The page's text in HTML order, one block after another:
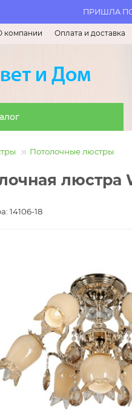
ПРИШЛА
компании Оплата и доставка
Потолочные люстры
люстра
14106-18